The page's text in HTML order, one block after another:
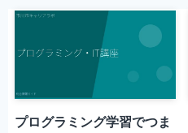
プログラミング学習でつま